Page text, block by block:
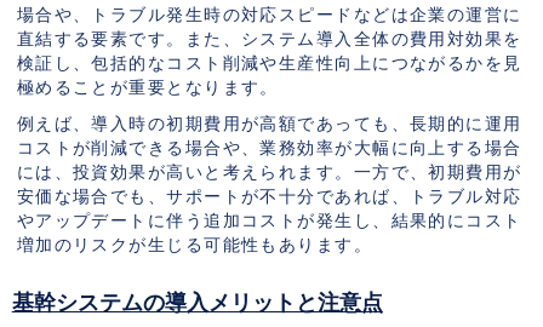
場合や、トラブル発生時の対応スピードなどは企業の運営に
直結する要素です。また、システム導入全体の費用対効果を
検証し、包括的なコスト削減や生産性向上につながるかを見
極めることが重要となります。
例えば、導入時の初期費用が高額であっても、長期的に運用
コストが削減できる場合や、業務効率が大幅に向上する場合
には、投資効果が高いと考えられます。一方で、初期費用が
安価な場合でも、サポートが不十分であれば、トラブル対応
やアップデートに伴う追加コストが発生し、結果的にコスト
増加のリスクが生じる可能性もあります。
基幹システムの導入メリットと注意点